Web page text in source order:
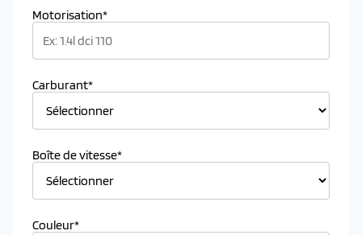
Motorisation*
Carburant*
Boîte de vitesse*
Couleur*